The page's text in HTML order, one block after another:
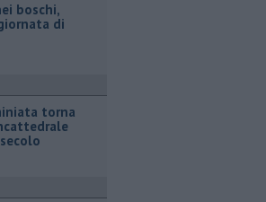
boschi,
di
torna